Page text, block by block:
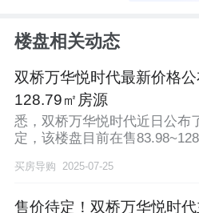
楼盘相关动态
双桥万华悦时代最新价格公布 售价待定推
128.79㎡房源
悉，双桥万华悦时代近日公
定，该楼盘目前在售
买房导购 2025-07-25
售价待定！双桥万华悦时